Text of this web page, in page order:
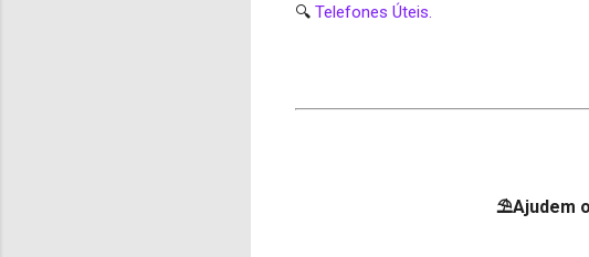
🔍 Telefones Úteis.
⛱Ajudem